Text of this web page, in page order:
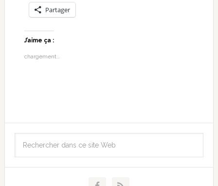
Partager
J’aime ça :
chargement…